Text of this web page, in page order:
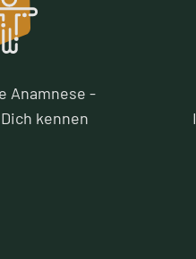
Anamnese -
kennen